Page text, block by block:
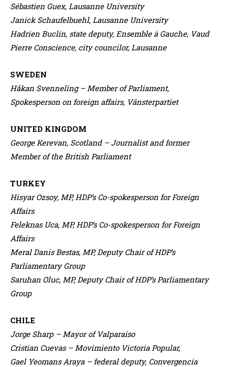
Sébastien Guex, Lausanne University
Janick Schaufelbuehl, Lausanne University
Hadrien Buclin, state deputy, Ensemble à Gauche, Vaud
Pierre Conscience, city councilor, Lausanne
SWEDEN
Håkan Svenneling – Member of Parliament,
Spokesperson on foreign affairs, Vänsterpartiet
UNITED KINGDOM
George Kerevan, Scotland – Journalist and former
Member of the British Parliament
TURKEY
Hisyar Ozsoy, MP, HDP’s Co-spokesperson for Foreign
Affairs
Feleknas Uca, MP, HDP’s Co-spokesperson for Foreign
Affairs
Meral Danis Bestas, MP, Deputy Chair of HDP’s
Parliamentary Group
Saruhan Oluc, MP, Deputy Chair of HDP’s Parliamentary
Group
CHILE
Jorge Sharp – Mayor of Valparaiso
Cristian Cuevas – Movimiento Victoria Popular,
Gael Yeomans Araya – federal deputy, Convergencia